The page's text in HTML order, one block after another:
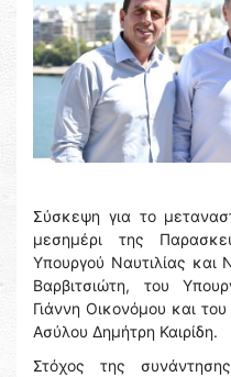
Σύσκεψη για το
μεσημέρι της
Υπουργού Ναυτιλίας και
Βαρβιτσιώτη, του
Γιάννη Οικονόμου και
Ασύλου Δημήτρη Καιρίδη.
Στόχος της